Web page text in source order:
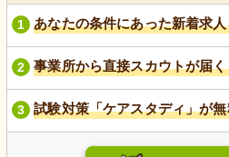
1 あなたの条件にあった新着求
2 事業所から直接スカウトが届
3 試験対策「ケアスタディ」が